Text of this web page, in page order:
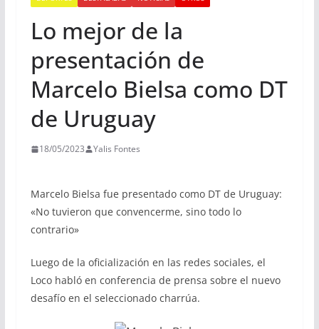
Lo mejor de la
presentación de
Marcelo Bielsa como DT
de Uruguay
18/05/2023 Yalis Fontes
Marcelo Bielsa fue presentado como DT de Uruguay:
«No tuvieron que convencerme, sino todo lo
contrario»
Luego de la oficialización en las redes sociales, el
Loco habló en conferencia de prensa sobre el nuevo
desafío en el seleccionado charrúa.